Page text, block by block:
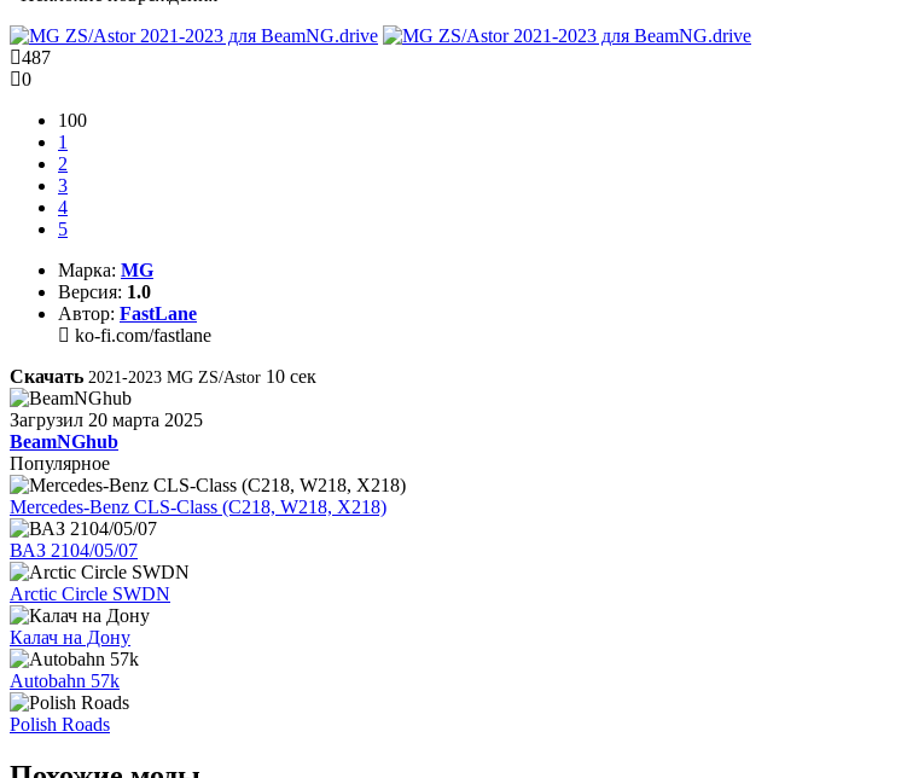
487
0
100
1
2
3
4
5
Марка: MG
Версия: 1.0
Автор: FastLane
ko-fi.com/fastlane
Скачать 2021-2023 MG ZS/Astor 10 сек
Загрузил 20 марта 2025
BeamNGhub
Популярное
Mercedes-Benz CLS-Class (C218, W218, X218)
ВАЗ 2104/05/07
Arctic Circle SWDN
Калач на Дону
Autobahn 57k
Polish Roads